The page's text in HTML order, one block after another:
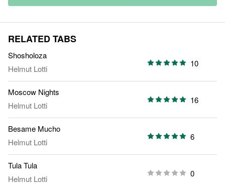
RELATED TABS
Shosholoza
Helmut Lotti
10
Moscow Nights
Helmut Lotti
16
Besame Mucho
Helmut Lotti
6
Tula Tula
Helmut Lotti
0